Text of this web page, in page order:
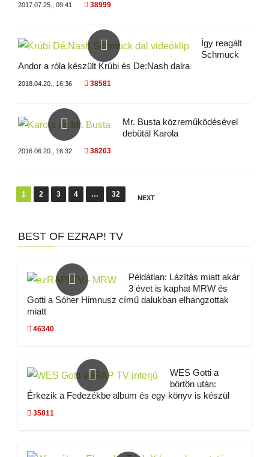
2017.07.25., 09:41 38999
Így reagált
Schmuck
Andor a róla készült Krúbi és De:Nash dalra
2018.04.20., 16:36 38581
Mr. Busta közreműködésével
debütál Karola
2016.06.20., 16:32 38203
1 2 3 4 … 32 NEXT
BEST OF EZRAP! TV
Példátlan: Lázítás miatt akár
3 évet is kaphat MRW és
Gotti a Sóher Himnusz című dalukban elhangzottak
miatt
46340
WES Gotti a
börtön után:
Érkezik a Fedezékbe album és egy könyv is készül
35811